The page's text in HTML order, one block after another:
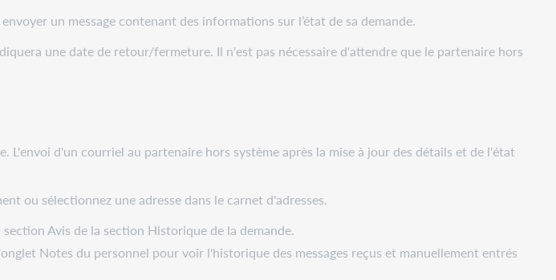
un message contenant des informations sur l’état de sa demande.
une date de retour/fermeture. Il n'est pas nécessaire d'attendre que le partenaire hors
d'un courriel au partenaire hors système après la mise à jour des détails et de l'état
ou sélectionnez une adresse dans le carnet d'adresses.
Avis de la section Historique de la demande.
Notes du personnel pour voir l'historique des messages reçus et manuellement entrés